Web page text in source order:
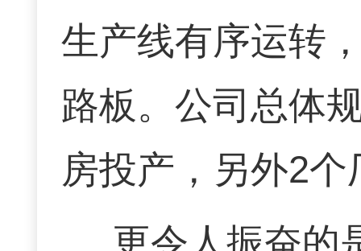
生产线有序运转
路板。公司总体
房投产，另外2
更令人振奋的